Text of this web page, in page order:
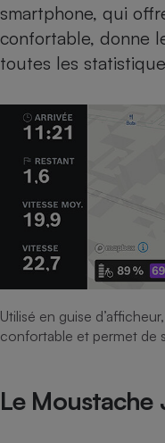
smartphone, qui
confortable, donne
toutes les
Utilisé en guise
confortable et permet de
Le Moustache